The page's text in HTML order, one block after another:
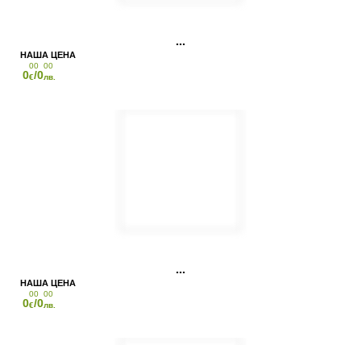
0
00
€/0
00
лв.
0
00
€/0
00
лв.